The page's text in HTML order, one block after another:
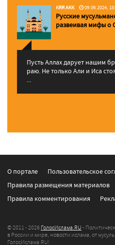
KRR AKK 09.06.2024,
Русские
pазвеивая мифы о
Пусть Аллах дарует нашим
раю. Не только Али и Иса
...
О портале
Пользовательское
Правила размещения материалов
Правила комментирования
© 2011 - 2026 ГолосИслама.RU -
в России и мире, новости ислама, от
ГолосИслама.RU!